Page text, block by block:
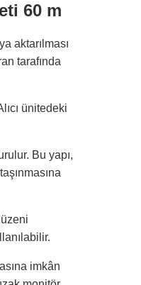
60 m
aktarılması
tarafında
ünitedeki
Bu yapı,
imkân